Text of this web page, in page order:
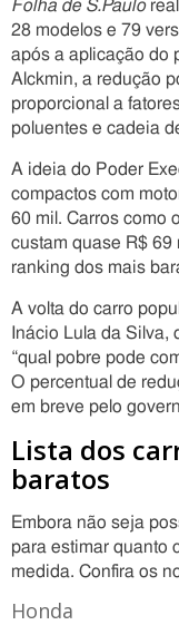
Folha de S.Paulo
28 modelos e 79
após a aplicação do
Alckmin, a redução
proporcional a
poluentes e cadeia
A ideia do Poder
compactos com
60 mil. Carros como o
custam quase R$ 69
ranking dos mais
A volta do carro
Inácio Lula da Silva,
“qual pobre pode
O percentual de
em breve pelo
Lista dos
baratos
Embora não seja
para estimar quanto
medida. Confira os
Honda